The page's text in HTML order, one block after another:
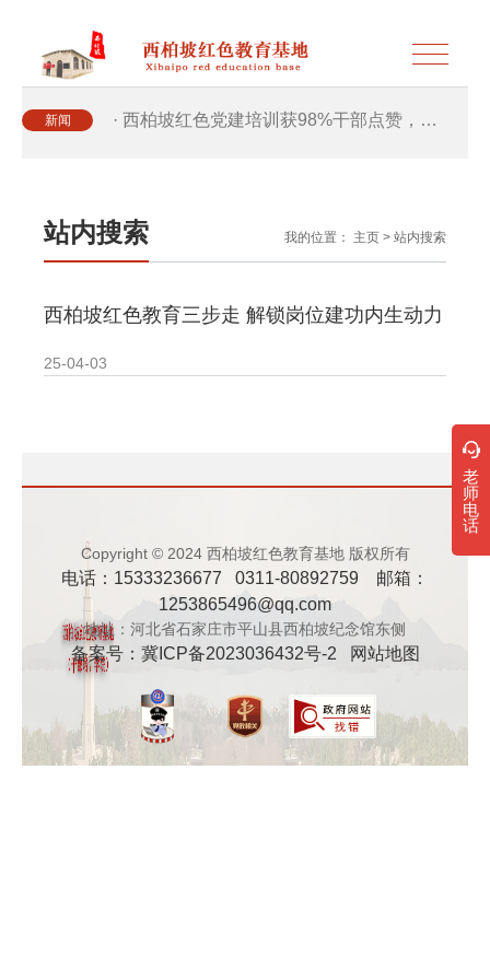
新闻 · 西柏坡红色党建培训获98%干部点赞，…
· 干部培训破解走过场 西柏坡红色教育…
· 2026年干部培训提质增效三大路径，揭…
· 2026年干部培训提质增效三大路径，揭…
· 干部培训告别形式主义 3大西柏坡教法…
站内搜索 我的位置： 主页 > 站内搜索
西柏坡红色教育三步走 解锁岗位建功内生动力
25-04-03
Copyright © 2024 西柏坡红色教育基地 版权所有
电话：15333236677 0311-80892759 邮箱：
1253865496@qq.com
地址：河北省石家庄市平山县西柏坡纪念馆东侧
备案号： 冀ICP备2023036432号-2 网站地图
老
师
电
话